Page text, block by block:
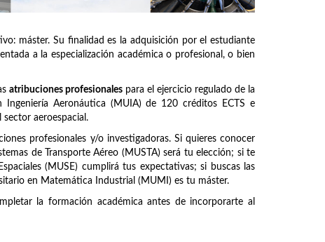
máster. Su finalidad es la adquisición por el estudiante
a la especialización académica o profesional, o bien
atribuciones profesionalespara el ejercicio regulado de la
Aeronáutica (MUIA) de 120 créditos ECTS e
aeroespacial.
profesionales y/o investigadoras. Si quieres conocer
de Transporte Aéreo (MUSTA) será tu elección; si te
(MUSE) cumplirá tus expectativas; si buscas las
en Matemática Industrial (MUMI) es tu máster.
la formación académica antes de incorporarte al